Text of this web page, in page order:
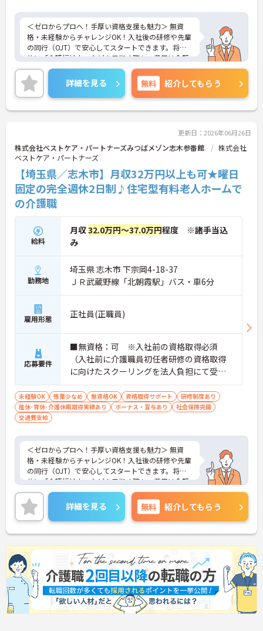
＜ゼロからプロへ！手厚い資格支援も魅力＞ 無資
格・未経験からチャレンジOK！入社後の研修や先輩
の同行（OJT）で安心してスタートできます。将来
的に「介護福祉士」などを目指す際も、費用は全額
会社負担。一人ひとりの「学びたい」を全力で応援
します！
＜高収入＆選べる休みで充実＞ 月給32万円（夜勤あ
り）の厚待遇に加え、基本的に定時退社OK♪休日は
曜日固定の「完全週休2日制」で予定が立てやす
り稼いでしっかり休む、メリハリある働き方が可能
です。
＜意見を言い合えるフラットな関係＞ 気付きや提案
を遠慮なく共有できる、風通しの良い職場です。ご
利用者様の小さな変化を見逃さない「観察眼」を大
切にし、スタッフ同士も互いに配慮し合える温かい
関係性を築いています。
詳細を見る 無料 紹介してもらう
更新日：2026年06月26日
株式会社ベストケア・パートナーズみつばメゾン志木参番館
株式会社
ベストケア・パートナーズ
【埼玉県／志木市】月収32万円以上も可★曜日
固定の完全週休2日制♪住宅型有料老人ホームで
の介護職
給料
月収32.0万円～37.0万円程度 ※諸手当込
み
勤務地
埼玉県 志木市 下宗岡4-18-37
ＪＲ武蔵野線「北朝霞駅」バス・車6分
雇用形態 正社員(正職員)
応募要件
■無資格：可 ※入社前の資格取得必須
（入社前に介護職員初任者研修の資格取得
に向けたスクーリングを法人負担にて受講
していただきます。） ■実務経験：不問
未経験OK 残業少なめ 無資格OK 資格取得サポート
研修制度あり
産休･育休･介護休暇取得実績あり
ボーナス・賞与あり
社会保険完備
交通費支給
＜ゼロからプロへ！手厚い資格支援も魅力＞ 無資
格・未経験からチャレンジOK！入社後の研修や先輩
の同行（OJT）で安心してスタートできます。将来
的に「介護福祉士」などを目指す際も、費用は全額
会社負担。一人ひとりの「学びたい」を全力で応援
します！
＜高収入＆選べる休みで充実＞ 月給32万円（夜勤あ
り）の厚待遇に加え、基本的に定時退社OK♪休日は
曜日固定の「完全週休2日制」で予定が立てやす
く、年間12日間の「特別有給休暇」も付与。しっか
り稼いでしっかり休む、メリハリある働き方が可能
です。
＜意見を言い合えるフラットな関係＞ 気付きや提案
を遠慮なく共有できる、風通しの良い職場です。ご
利用者様の小さな変化を見逃さない「観察眼」を大
切にし、スタッフ同士も互いに配慮し合える温かい
詳細を見る 無料 紹介してもらう